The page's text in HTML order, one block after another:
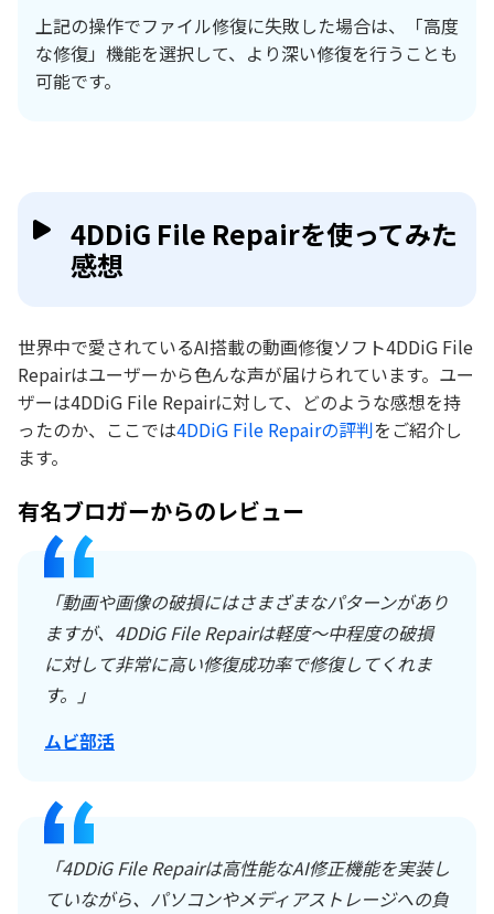
上記の操作でファイル修復に失敗した場合は、「高度
な修復」機能を選択して、より深い修復を行うことも
可能です。
4DDiG File Repairを使ってみた
感想
世界中で愛されているAI搭載の動画修復ソフト4DDiG File
Repairはユーザーから色んな声が届けられています。ユー
ザーは4DDiG File Repairに対して、どのような感想を持
ったのか、ここでは4DDiG File Repairの評判をご紹介し
ます。
有名ブロガーからのレビュー
「動画や画像の破損にはさまざまなパターンがあり
ますが、4DDiG File Repairは軽度〜中程度の破損
に対して非常に高い修復成功率で修復してくれま
す。」
ムビ部活
「4DDiG File Repairは高性能なAI修正機能を実装し
ていながら、パソコンやメディアストレージへの負